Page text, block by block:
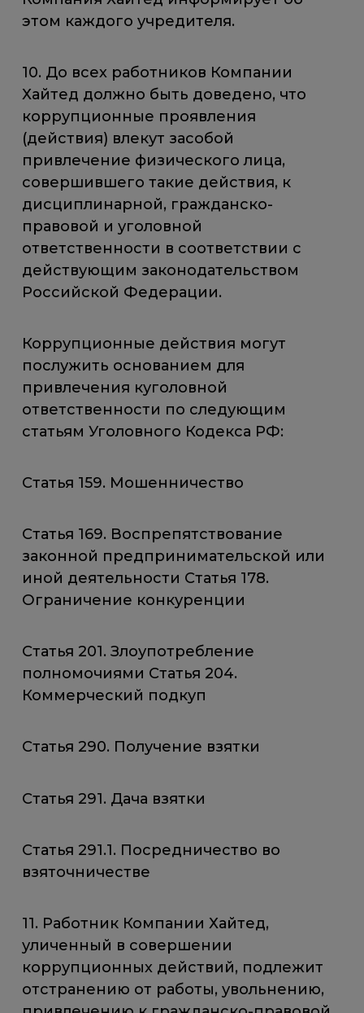
этом каждого учредителя.
10. До всех работников Компании
Хайтед должно быть доведено, что
коррупционные проявления
(действия) влекут засобой
привлечение физического лица,
совершившего такие действия, к
дисциплинарной, гражданско-
правовой и уголовной
ответственности в соответствии с
действующим законодательством
Российской Федерации.
Коррупционные действия могут
послужить основанием для
привлечения куголовной
ответственности по следующим
статьям Уголовного Кодекса РФ:
Статья 159. Мошенничество
Статья 169. Воспрепятствование
законной предпринимательской или
иной деятельности Статья 178.
Ограничение конкуренции
Статья 201. Злоупотребление
полномочиями Статья 204.
Коммерческий подкуп
Статья 290. Получение взятки
Статья 291. Дача взятки
Статья 291.1. Посредничество во
взяточничестве
11. Работник Компании Хайтед,
уличенный в совершении
коррупционных действий, подлежит
отстранению от работы, увольнению,